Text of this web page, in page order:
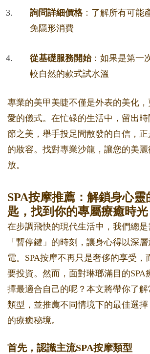
詢問詳細價格：了解所有可能
免隱形消費
從基礎服務開始：如果是第一
較自然的款式試水溫
專業的美甲美睫不僅是外表的美化
愛的儀式。在忙碌的生活中，留出
節之美，舉手投足間散發的自信，
的妝容。找對專業沙龍，讓您的美
放。
SPA按摩推薦：解鎖身心靈
匙，找到你的專屬療癒時光
在步調飛快的現代生活中，我們總
「暫停鍵」的時刻，讓身心得以深
電。SPA按摩不再只是奢侈的享受，
要投資。然而，面對琳瑯滿目的SPA
擇最適合自己的呢？本文將帶你了解
類型，並推薦不同情境下的最佳選
的療癒秘境。
首先，認識主流SPA按摩類型